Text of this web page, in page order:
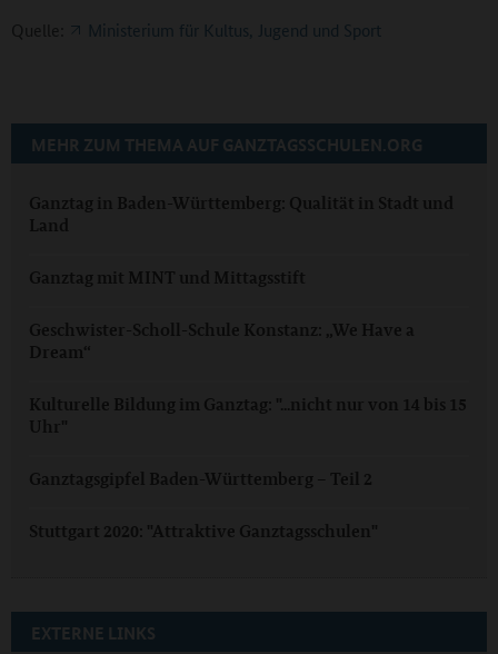
Quelle: Ministerium für Kultus, Jugend und Sport
MEHR ZUM THEMA AUF GANZTAGSSCHULEN.ORG
Ganztag in Baden-Württemberg: Qualität in Stadt und
Land
Ganztag mit MINT und Mittagsstift
Geschwister-Scholl-Schule Konstanz: „We Have a
Dream“
Kulturelle Bildung im Ganztag: "...nicht nur von 14 bis 15
Uhr"
Ganztagsgipfel Baden-Württemberg – Teil 2
Stuttgart 2020: "Attraktive Ganztagsschulen"
EXTERNE LINKS